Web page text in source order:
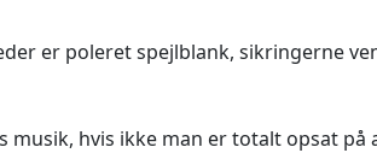
er poleret spejlblank, sikringerne
hvis ikke man er totalt opsat